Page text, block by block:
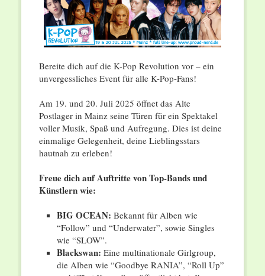
Bereite dich auf die K-Pop Revolution vor – ein
unvergessliches Event für alle K-Pop-Fans!
Am 19. und 20. Juli 2025 öffnet das Alte
Postlager in Mainz seine Türen für ein Spektakel
voller Musik, Spaß und Aufregung. Dies ist deine
einmalige Gelegenheit, deine Lieblingsstars
hautnah zu erleben!
Freue dich auf Auftritte von Top-Bands und
Künstlern wie:
BIG OCEAN: Bekannt für Alben wie
“Follow” und “Underwater”, sowie Singles
wie “SLOW”.
Blackswan: Eine multinationale Girlgroup,
die Alben wie “Goodbye RANIA”, “Roll Up”